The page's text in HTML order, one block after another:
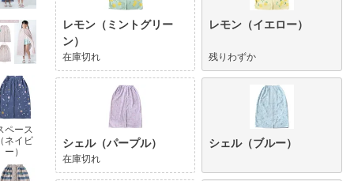
ペース
ネイビ
ー）
レモン（ミントグリー
ン）
在庫切れ
レモン（イエロー）
残りわずか
シェル（パープル）
在庫切れ
シェル（ブルー）